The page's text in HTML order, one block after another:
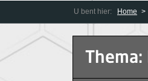
U bent hier: Home